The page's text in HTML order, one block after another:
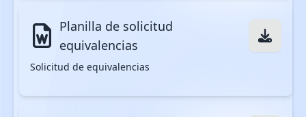
Planilla de solicitud
equivalencias
Solicitud de equivalencias